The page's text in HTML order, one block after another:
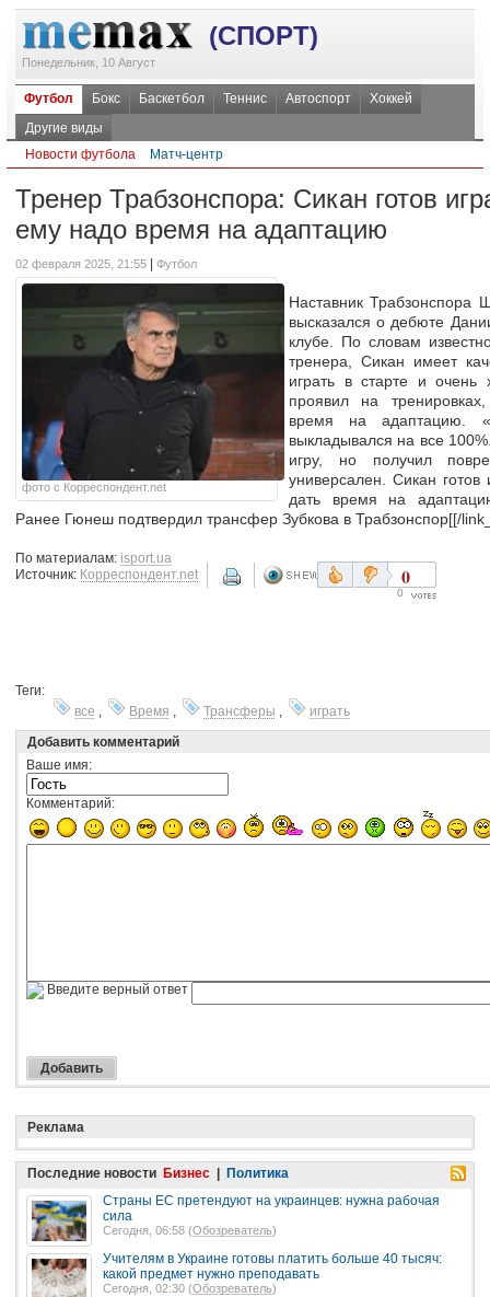
(СПОРТ)
Понедельник, 10 Август
Футбол Бокс Баскетбол Теннис Автоспорт
Хоккей
Другие виды
Новости футбола
Матч-центр
Тренер Трабзонспора: Сикан готов
ему надо время на адаптацию
02 февраля 2025, 21:55 Футбол
фото с Корреспондент.net
Наставник Трабзонспора
высказался о дебюте
клубе. По словам
тренера, Сикан имеет
играть в старте и очень
проявил на
время на адаптацию.
выкладывался на все
игру, но получил
универсален. Сикан
дать время на
Ранее Гюнеш подтвердил трансфер Зубкова в Трабзонспор[[/
По материалам: isport.ua
Источник: Корреспондент.net 0
0
Теги:
все
Время Трансферы
играть
Добавить комментарий
Ваше имя:
Комментарий:
Введите верный ответ
Реклама
Последние новости Бизнес | Политика
Страны ЕС претендуют на украинцев: нужна рабочая
сила
Сегодня, 06:58 (Обозреватель)
Учителям в Украине готовы платить больше 40 тысяч:
какой предмет нужно преподавать
Сегодня, 02:30 (Обозреватель)